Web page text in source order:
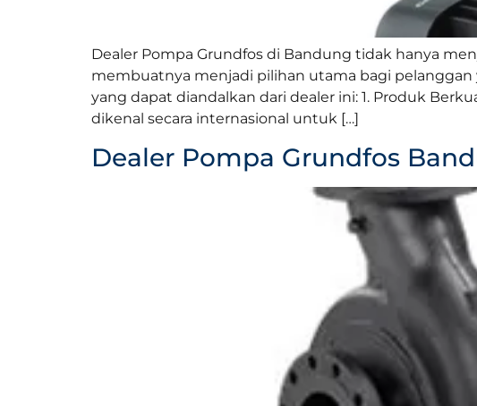
Dealer Pompa Grundfos di Bandung tidak hanya
membuatnya menjadi pilihan utama bagi
yang dapat diandalkan dari dealer ini: 1. Produk
dikenal secara internasional untuk […]
Dealer Pompa Grundfos